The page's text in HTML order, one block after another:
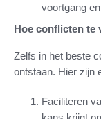
voortgang
Hoe conflicten te
Zelfs in het beste
ontstaan. Hier zijn
Faciliteren